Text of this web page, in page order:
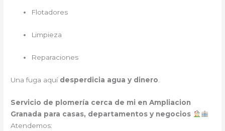
Flotadores
Limpieza
Reparaciones
Una fuga aquí desperdicia agua y dinero
Servicio de plomería cerca de mi en Ampliacion
Granada para casas, departamentos y negocios
Atendemos: